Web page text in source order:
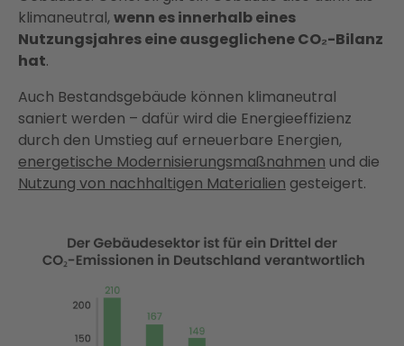
klimaneutral, wenn es innerhalb eines
Nutzungsjahres eine ausgeglichene CO₂-Bilanz
hat.
Auch Bestandsgebäude können klimaneutral
saniert werden – dafür wird die Energieeffizienz
durch den Umstieg auf erneuerbare Energien,
energetische Modernisierungsmaßnahmen und die
Nutzung von nachhaltigen Materialien gesteigert.